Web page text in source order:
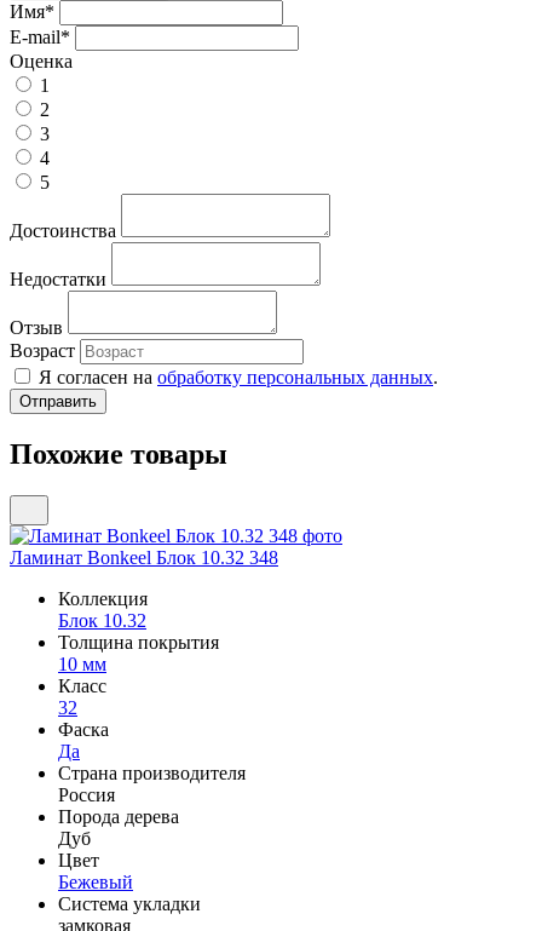
Имя*
E-mail*
Оценка
1
2
3
4
5
Достоинства
Недостатки
Отзыв
Возраст
Я согласен на обработку персональных данных.
Похожие товары
Ламинат Bonkeel Блок 10.32 348
Коллекция
Блок 10.32
Толщина покрытия
10 мм
Класс
32
Фаска
Да
Страна производителя
Россия
Порода дерева
Дуб
Цвет
Бежевый
Система укладки
замковая